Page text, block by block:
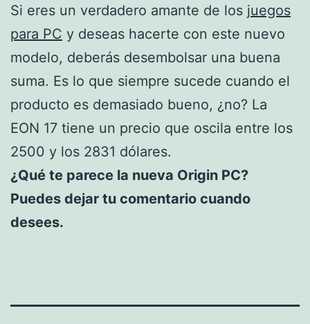
Si eres un verdadero amante de los juegos
para PC y deseas hacerte con este nuevo
modelo, deberás desembolsar una buena
suma. Es lo que siempre sucede cuando el
producto es demasiado bueno, ¿no? La
EON 17 tiene un precio que oscila entre los
2500 y los 2831 dólares.
¿Qué te parece la nueva Origin PC?
Puedes dejar tu comentario cuando
desees.